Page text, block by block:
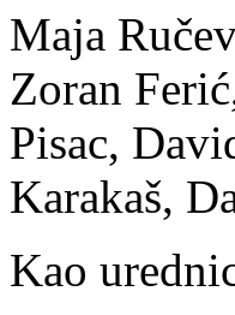
Maja
Zoran
Pisac,
Karakaš,
Kao